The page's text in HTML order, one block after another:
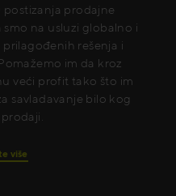
prodajne
na usluzi globalno i
rešenja i
im da kroz
veći profit tako što im
savladavanje bilo kog
više